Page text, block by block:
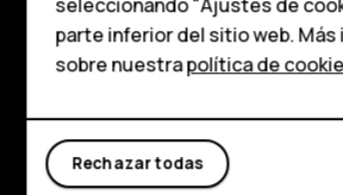
Tabletas
Tienda
Mi cuenta
Tienda
Acerca de
Planet and people
Asistencia
parte inferior del sitio web.
sobre nuestrapolítica de
Rechazar todas